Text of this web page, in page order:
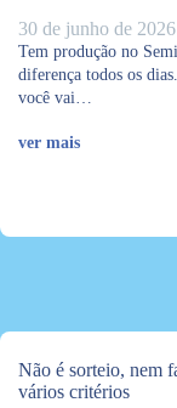
30 de junho de 2026
Tem produção no
diferença todos os
você vai…
ver mais
Não é sorteio, nem
vários critérios